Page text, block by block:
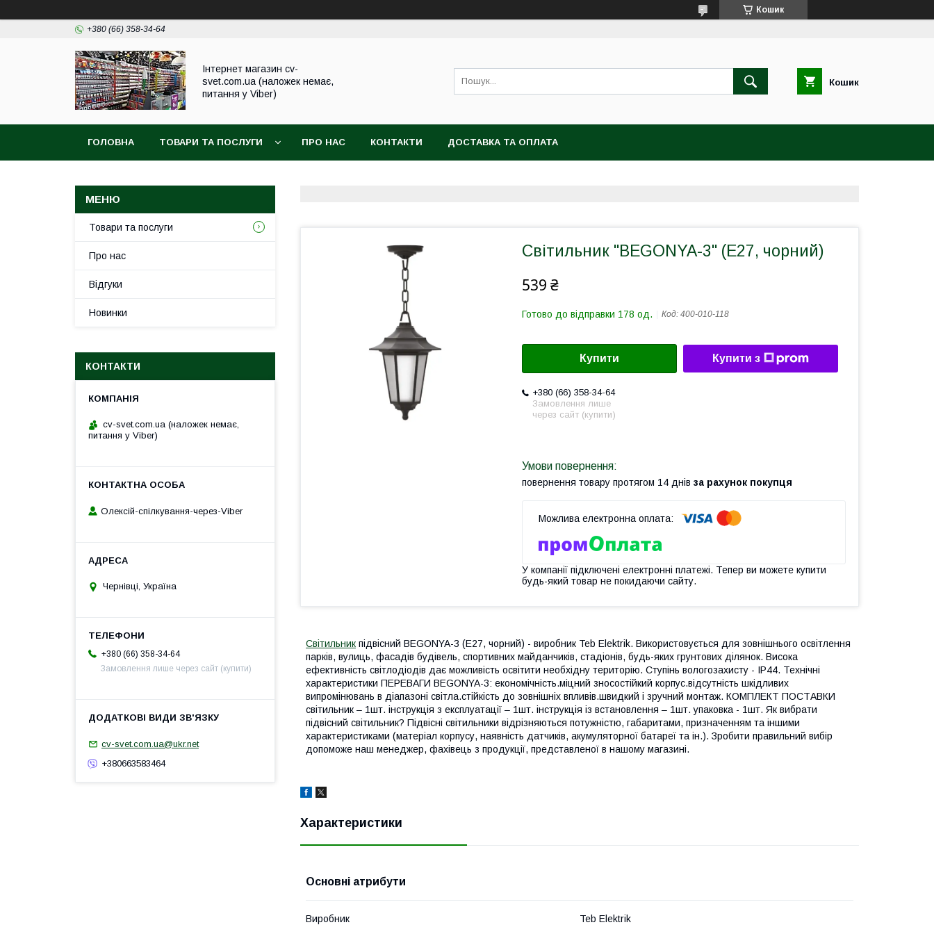
Кошик
+380 (66) 358-34-64
Інтернет магазин cv-
svet.com.ua (наложек немає,
питання у Viber)
Кошик
ГОЛОВНА ТОВАРИ ТА ПОСЛУГИ ПРО НАС КОНТАКТИ ДОСТАВКА ТА ОПЛАТА
Світильник "BEGONYA-3" (Е27, чорний)
539 ₴
Готово до відправки 178 од. Код: 400-010-118
Купити Купити з
+380 (66) 358-34-64
Замовлення лише
через сайт (купити)
повернення товару протягом 14 днів за рахунок покупця
У компанії підключені електронні платежі. Тепер ви можете купити
будь-який товар не покидаючи сайту.
Світильник підвісний BEGONYA-3 (Е27, чорний) - виробник Teb Elektrik. Використовується для зовнішнього освітлення
парків, вулиць, фасадів будівель, спортивних майданчиків, стадіонів, будь-яких грунтових ділянок. Висока
ефективність світлодіодів дає можливість освітити необхідну територію. Cтупінь вологозахисту - IP44. Технічні
характеристики ПЕРЕВАГИ BEGONYA-3: економічність.міцний зносостійкий корпус.відсутність шкідливих
випромінювань в діапазоні світла.стійкість до зовнішніх впливів.швидкий і зручний монтаж. КОМПЛЕКТ ПОСТАВКИ
світильник – 1шт. інструкція з експлуатації – 1шт. інструкція із встановлення – 1шт. упаковка - 1шт. Як вибрати
підвісний світильник? Підвісні світильники відрізняються потужністю, габаритами, призначенням та іншими
характеристиками (матеріал корпусу, наявність датчиків, акумуляторної батареї та ін.). Зробити правильний вибір
допоможе наш менеджер, фахівець з продукції, представленої в нашому магазині.
Характеристики
Основні атрибути
Виробник Teb Elektrik
Товари та послуги
Про нас
Відгуки
Новинки
КОНТАКТИ
cv-svet.com.ua (наложек немає,
питання у Viber)
Олексій-спілкування-через-Viber
Чернівці, Україна
+380 (66) 358-34-64
Замовлення лише через сайт (купити)
cv-svet.com.ua@ukr.net
+380663583464